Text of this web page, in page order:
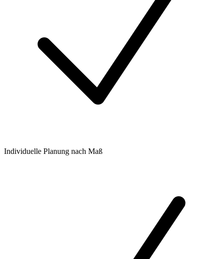
Individuelle Planung nach Maß